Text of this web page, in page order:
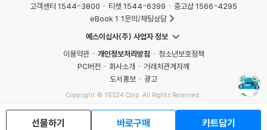
선물하기 바로구매 카트담기
고객센터 1544-3800 티켓 1544-6399
중고샵 1566-4295
eBook 1:1문의/채팅상담
예스이십사(주) 사업자 정보
이용약관
개인정보처리방침
청소년보호정책
PC버전
회사소개
거래처관계자께
도서홍보
광고
Copyright © YES24 Corp. All Rights Reserved.